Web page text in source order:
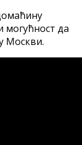
могућност да
Москви.